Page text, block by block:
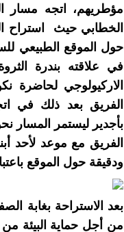
مؤطريهم، اتجه مسار
الخطابي حيث استراح
حول الموقع الطبيعي
في علاقته بندرة
الاركيولوجي لحاضرة
الفريق بعد ذلك في
بأجدير ليستمر المسار
الفريق مع موعد لأحد
ودقيقة حول الموقع
بعد الاستراحة بغابة
من أجل حماية البيئة